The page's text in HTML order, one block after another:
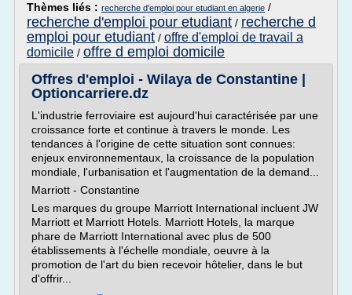
Thèmes liés : recherche d'emploi pour etudiant en algerie /
recherche d'emploi pour etudiant / recherche d
emploi pour etudiant / offre d'emploi de travail a
domicile / offre d emploi domicile
Offres d'emploi - Wilaya de Constantine |
Optioncarriere.dz
L'industrie ferroviaire est aujourd'hui caractérisée par une
croissance forte et continue à travers le monde. Les
tendances à l'origine de cette situation sont connues:
enjeux environnementaux, la croissance de la population
mondiale, l'urbanisation et l'augmentation de la demand...
Marriott - Constantine
Les marques du groupe Marriott International incluent JW
Marriott et Marriott Hotels. Marriott Hotels, la marque
phare de Marriott International avec plus de 500
établissements à l'échelle mondiale, oeuvre à la
promotion de l'art du bien recevoir hôtelier, dans le but
d'offrir...